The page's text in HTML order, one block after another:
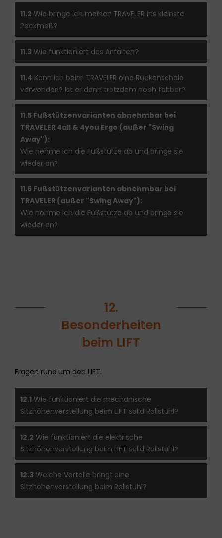
11.2 Wie bringe ich meinen TRAVELER ins kleinste
Packmaß?
11.3 Wie funktioniert das Anfalten?
11.4 Kann ich beim TRAVELER eine Rückenschale
verwenden? Ist er dann trotzdem noch faltbar?
11.5 Fußstützenvarianten abnehmbar bei
TRAVELER 4all & 4you Ergo (außer "Swing
Away"):
Wie nehme ich die Fußstütze ab und bringe sie
wieder an?
11.6 Fußstützenvarianten abnehmbar bei
TRAVELER (außer "Swing Away"):
Wie nehme ich die Fußstütze ab und bringe sie
wieder an?
12.
Besonderheiten
beim LIFT
Fragen rund um den LIFT.
12.1Wie funktioniert die mechanische
Sitzhöhenverstellung beim LIFT solid Rollstuhl?
12.2 Wie funktioniert die elektrische
Sitzhöhenverstellung beim LIFT solid Rollstuhl?
12.3 Welche Vorteile bringt eine
Sitzhöhenverstellung beim Rollstuhl?